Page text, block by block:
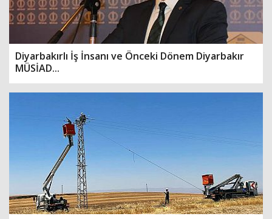
Diyarbakırlı İş İnsanı ve Önceki Dönem Diyarbakır
MÜSİAD...